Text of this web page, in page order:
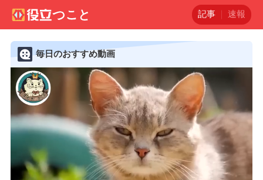
記事 速報
毎日のおすすめ動画